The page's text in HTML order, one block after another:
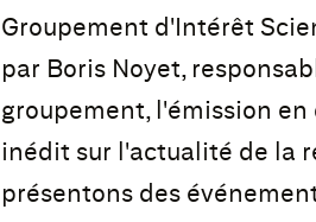
Groupement d'Intérêt
par Boris Noyet,
groupement, l'émission en
inédit sur l'actualité de la
présentons des